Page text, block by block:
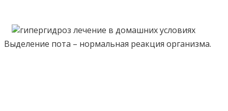
Выделение пота – нормальная реакция организма.